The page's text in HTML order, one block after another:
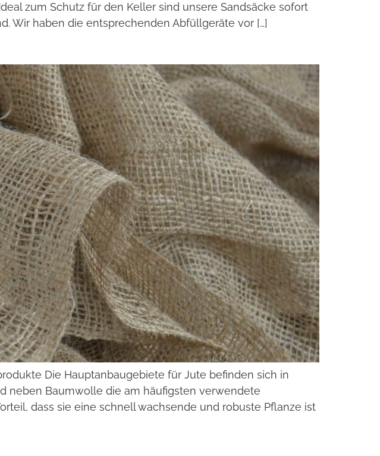
zum Schutz für den Keller sind unsere Sandsäcke sofort
Wir haben die entsprechenden Abfüllgeräte vor […]
Die Hauptanbaugebiete für Jute befinden sich in
neben Baumwolle die am häufigsten verwendete
dass sie eine schnell wachsende und robuste Pflanze ist